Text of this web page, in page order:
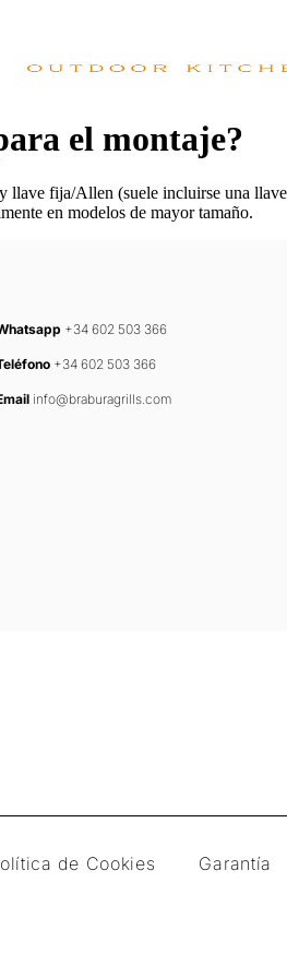
el montaje?
fija/Allen (suele incluirse una
en modelos de mayor tamaño.
+34 602 503 366
+34 602 503 366
info@braburagrills.com
de Cookies Garantía